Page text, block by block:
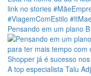
Pensando em um plano